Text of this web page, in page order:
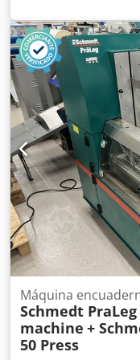
,
19 200 kg Chodpfx
de trabajo: 5396
acondicionado -
Dispositivos y
parte delantera -
hidráulicamente)
también en el área
de nuestros socios.
error y omisión.
Máquina
Schmedt PraLeg
machine +
50 Press